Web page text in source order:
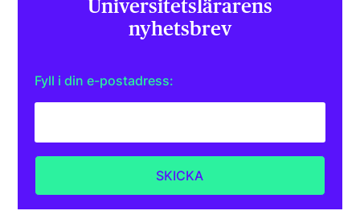
Universitets­lärarens
nyhetsbrev
Fyll i din e-postadress: